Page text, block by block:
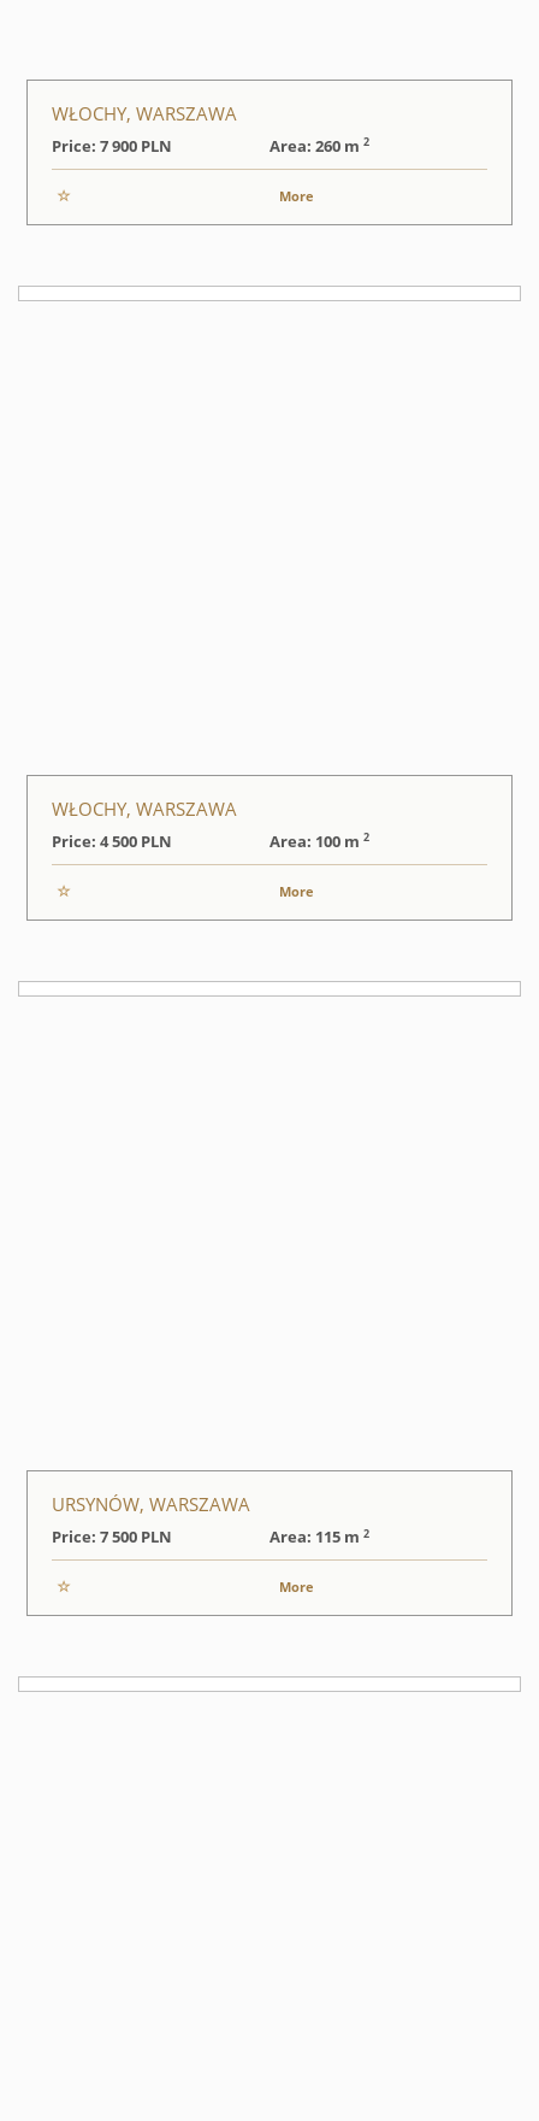
WŁOCHY, WARSZAWA
Price: 7 900 PLN Area: 260 m 2
More
WŁOCHY, WARSZAWA
Price: 4 500 PLN Area: 100 m 2
More
URSYNÓW, WARSZAWA
Price: 7 500 PLN Area: 115 m 2
More